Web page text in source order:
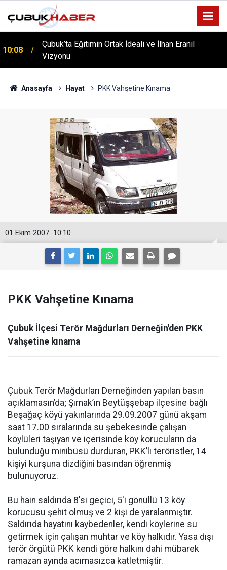
10:08
Çubuk’ta Eğitimin Ortak İdeali ve İlhan Eranıl
Vizyonu
12:06
ÇUBUK’TA ‘YAZA MERHABA’ COŞKUSU: Kursiyerler
Gönüllerince Eğlendi!
Anasayfa Hayat PKK Vahşetine Kınama
10:10
01 Ekim 2007
PKK Vahşetine Kınama
Çubuk İlçesi Terör Mağdurları Derneğin'den PKK
Vahşetine kınama
Çubuk Terör Mağdurları Derneğinden yapılan basın
açıklamasın’da; Şırnak’ın Beytüşşebap ilçesine bağlı
Beşağaç köyü yakınlarında 29.09.2007 günü akşam
saat 17.00 sıralarında su şebekesinde çalışan
köylüleri taşıyan ve içerisinde köy korucuların da
bulunduğu minibüsü durduran, PKK’lı teröristler, 14
kişiyi kurşuna dizdiğini basından öğrenmiş
bulunuyoruz.
Bu hain saldırıda 8'si geçici, 5'i gönüllü 13 köy
korucusu şehit olmuş ve 2 kişi de yaralanmıştır.
Saldırıda hayatını kaybedenler, kendi köylerine su
getirmek için çalışan muhtar ve köy halkıdır. Yasa dışı
terör örgütü PKK kendi göre halkını dahi mübarek
ramazan ayında acımasızca katletmiştir.